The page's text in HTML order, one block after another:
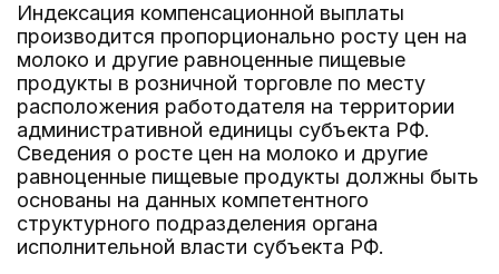
Индексация компенсационной выплаты
производится пропорционально росту цен на
молоко и другие равноценные пищевые
продукты в розничной торговле по месту
расположения работодателя на территории
административной единицы субъекта РФ.
Сведения о росте цен на молоко и другие
равноценные пищевые продукты должны быть
основаны на данных компетентного
структурного подразделения органа
исполнительной власти субъекта РФ.